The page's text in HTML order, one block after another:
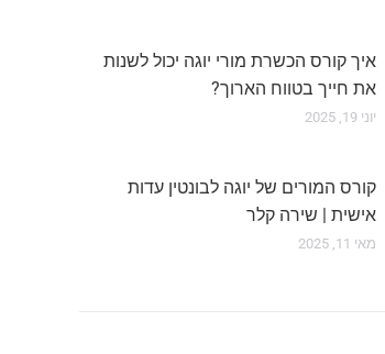
איך קורס הכשרת מורי יוגה יכול לשנות
את חייך בטווח הארוך?
יוני 19, 2025
קורס המורים של יוגה לבונטין עדות
אישית | שירה קלר
מאי 11, 2025